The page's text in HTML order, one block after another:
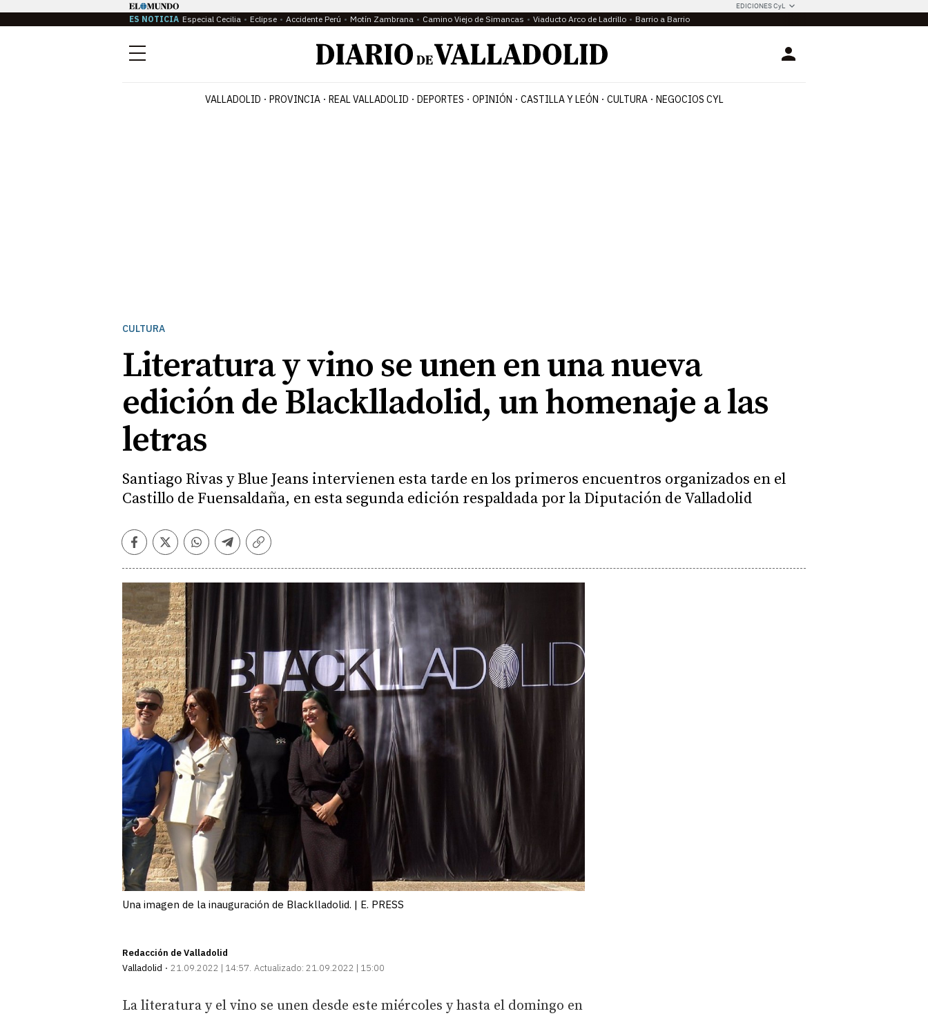
EDICIONES CyL
ES NOTICIA Especial Cecilia Eclipse Accidente Perú Motín Zambrana Camino Viejo de Simancas Viaducto Arco de Ladrillo Barrio a Barrio
Menú Login
VALLADOLID PROVINCIA REAL VALLADOLID DEPORTES OPINIÓN CASTILLA Y LEÓN CULTURA NEGOCIOS CYL
CULTURA
Literatura y vino se unen en una nueva
edición de Blacklladolid, un homenaje a las
letras
Santiago Rivas y Blue Jeans intervienen esta tarde en los primeros encuentros organizados en el
Castillo de Fuensaldaña, en esta segunda edición respaldada por la Diputación de Valladolid
Facebook
TwitterWhatsapp
Telegram
Copiar
Una imagen de la inauguración de Blacklladolid. | E. PRESS
Redacción de Valladolid
Valladolid
21.09.2022 | 14:57 Actualizado: 21.09.2022 | 15:00
La literatura y el vino se unen desde este miércoles y hasta el domingo en